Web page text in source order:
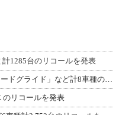
計1285台のリコールを発表
【ハーレー】「スポーツスターS」「ロードグライド」など計8車種のリコールを発表
のリコールを発表